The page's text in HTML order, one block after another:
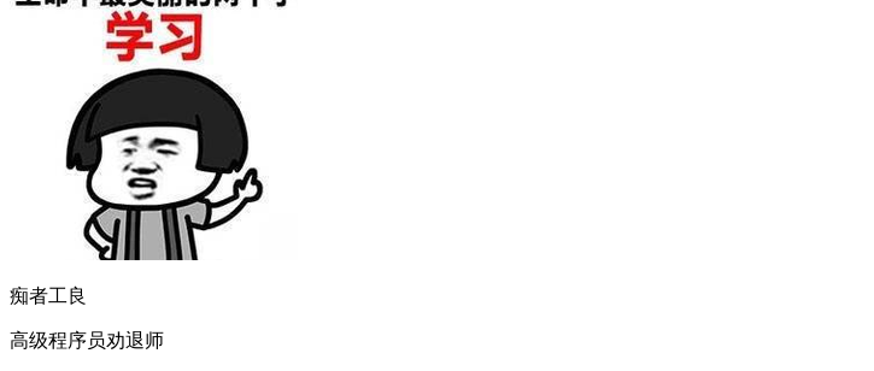
痴者工良
高级程序员劝退师